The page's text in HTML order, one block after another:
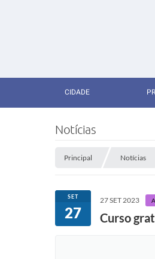
CIDADE
Notícias
Principal Notícias
SET
27
27 SET 2023
Curso